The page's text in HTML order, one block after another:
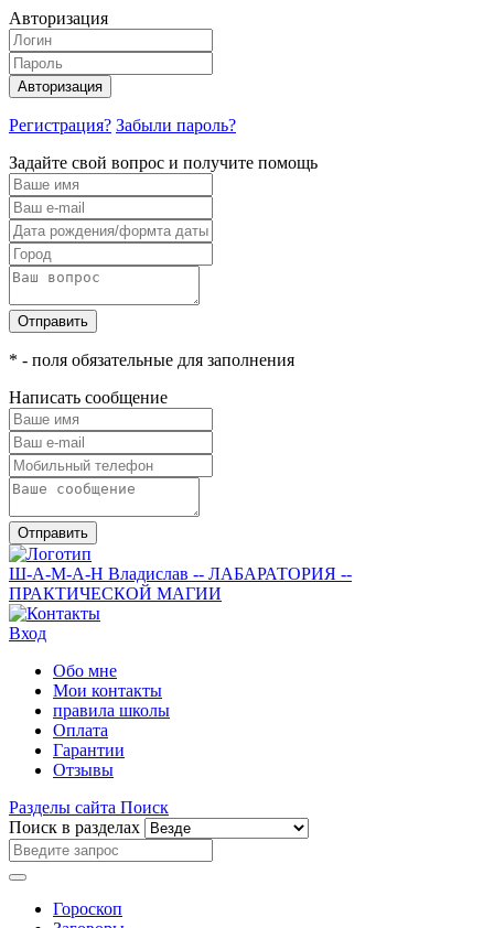
Авторизация
Авторизация
Регистрация? Забыли пароль?
Задайте свой вопрос и получите помощь
Отправить
* - поля обязательные для заполнения
Написать сообщение
Отправить
Ш-А-М-А-Н Владислав -- ЛАБАРАТОРИЯ --
ПРАКТИЧЕСКОЙ МАГИИ
Вход
Обо мне
Мои контакты
правила школы
Оплата
Гарантии
Отзывы
Разделы сайта Поиск
Поиск в разделах
Гороскоп